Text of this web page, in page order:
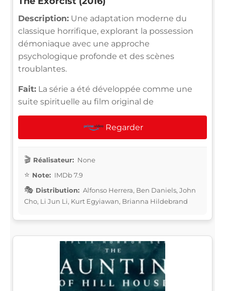
Description: Une adaptation moderne du
classique horrifique, explorant la possession
démoniaque avec une approche
psychologique profonde et des scènes
troublantes.
Fait: La série a été développée comme une
suite spirituelle au film original de
Regarder
Réalisateur: None
Note: IMDb 7.9
Distribution: Alfonso Herrera, Ben Daniels, John
Cho, Li Jun Li, Kurt Egyiawan, Brianna Hildebrand